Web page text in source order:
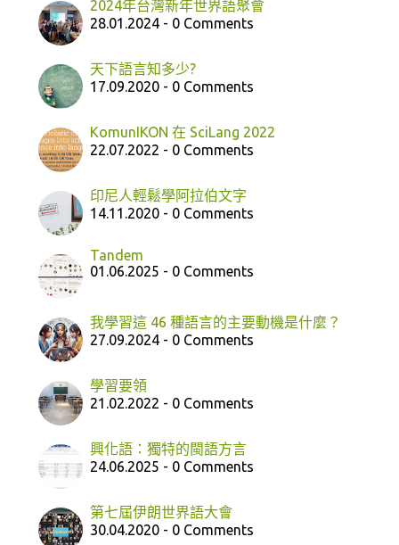
2024年台灣新年世界語聚會
28.01.2024 - 0 Comments
天下語言知多少?
17.09.2020 - 0 Comments
KomunIKON 在 SciLang 2022
22.07.2022 - 0 Comments
印尼人輕鬆學阿拉伯文字
14.11.2020 - 0 Comments
Tandem
01.06.2025 - 0 Comments
我學習這 46 種語言的主要動機是什麼？
27.09.2024 - 0 Comments
學習要領
21.02.2022 - 0 Comments
興化語：獨特的閩語方言
24.06.2025 - 0 Comments
第七屆伊朗世界語大會
30.04.2020 - 0 Comments